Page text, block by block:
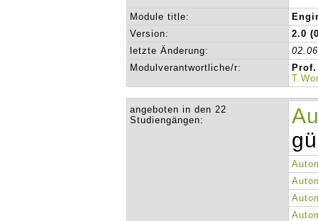
Module title:
Version:
2.0
letzte Änderung:
Modulverantwortliche/r:
angeboten in den 22
Studiengängen: